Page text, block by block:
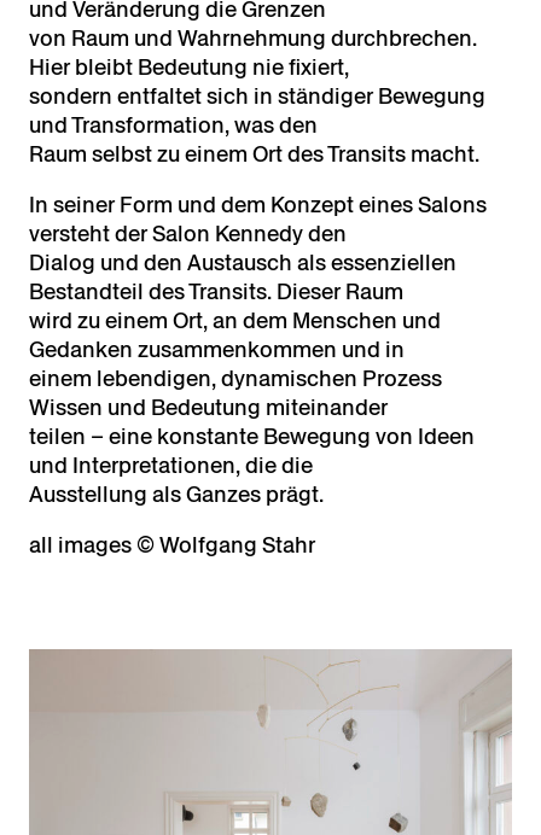
und Veränderung die Grenzen
von Raum und Wahrnehmung durchbrechen.
Hier bleibt Bedeutung nie fixiert,
sondern entfaltet sich in ständiger Bewegung
und Transformation, was den
Raum selbst zu einem Ort des Transits macht.
In seiner Form und dem Konzept eines Salons
versteht der Salon Kennedy den
Dialog und den Austausch als essenziellen
Bestandteil des Transits. Dieser Raum
wird zu einem Ort, an dem Menschen und
Gedanken zusammenkommen und in
einem lebendigen, dynamischen Prozess
Wissen und Bedeutung miteinander
teilen – eine konstante Bewegung von Ideen
und Interpretationen, die die
Ausstellung als Ganzes prägt.
all images © Wolfgang Stahr